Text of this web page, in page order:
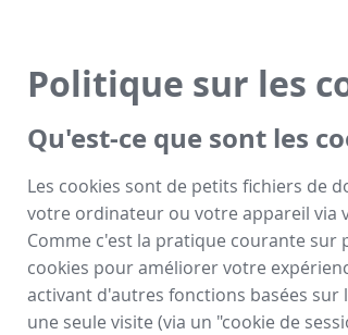
Politique sur les
Qu'est-ce que sont les
Les cookies sont de petits fichiers de
votre ordinateur ou votre appareil via
Comme c'est la pratique courante sur
cookies pour améliorer votre
activant d'autres fonctions basées sur
une seule visite (via un "cookie de